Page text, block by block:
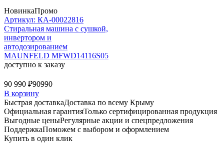
НовинкаПромо
Артикул: КА-00022816
Стиральная машина c сушкой,
инвертором и
автодозированием
MAUNFELD MFWD14116S05
доступно к заказу
90 990 ₽90990
В корзину
Быстрая доставкаДоставка по всему Крыму
Официальная гарантияТолько сертифицированная продукция
Выгодные ценыРегулярные акции и спецпредложения
ПоддержкаПоможем с выбором и оформлением
Купить в один клик